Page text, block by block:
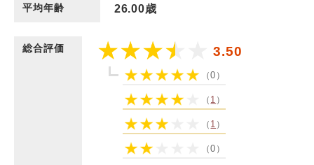
平均年齢 26.00歳
総合評価 3.50
（0）
（ 1 ）
（ 1 ）
（0）